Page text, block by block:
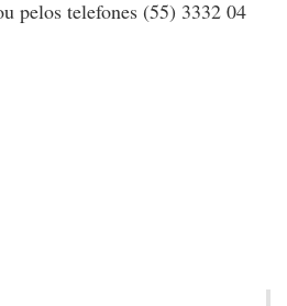
pelos telefones (55) 3332 04